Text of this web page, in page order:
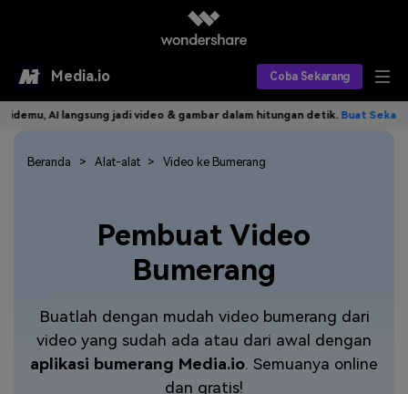
Media.io Coba Sekarang
Alat AI
AI Video
AI Audio
Produk AI
Editor Audio AI
Find More Solutions >>
Sumber Daya
Panduan Pengguna Apa yang Baru
Veo3
AI langsung jadi video & gambar dalam hitungan detik.Buat Sekarang>>
Pembuat Video
Bumerang
Buatlah dengan mudah video bumerang dari
video yang sudah ada atau dari awal dengan
aplikasi bumerang Media.io. Semuanya online
dan gratis!
Beranda Alat-alat Video ke Bumerang